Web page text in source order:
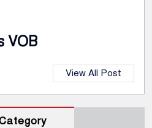
VOB
View All Post